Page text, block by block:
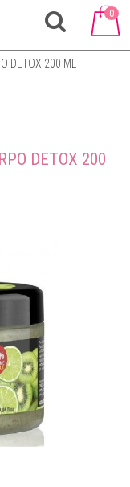
0
DETOX 200 ML
DETOX 200